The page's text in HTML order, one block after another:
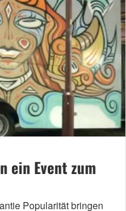
ein Event zum
Popularität bringen